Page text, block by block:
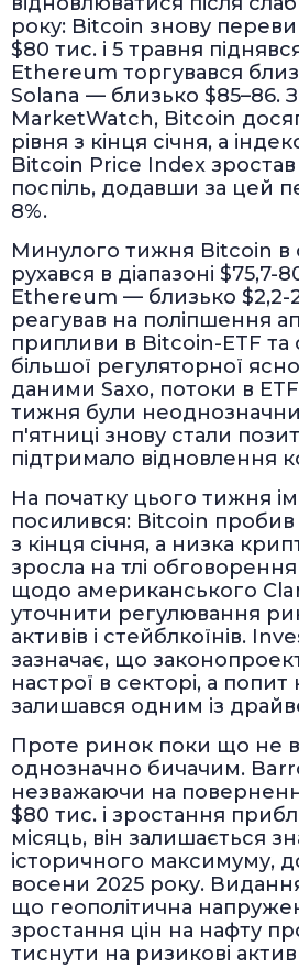
року: Bitcoin знову
$80 тис. і 5 травня
Ethereum торгувався
Solana — близько $85–86.
MarketWatch, Bitcoin
рівня з кінця січня, а
Bitcoin Price Index зростав
поспіль, додавши за цей
8%.
Минулого тижня Bitcoin в
рухався в діапазоні $75,7-
Ethereum — близько $2,2-
реагував на поліпшення
припливи в Bitcoin-ETF та
більшої регуляторної
даними Saxo, потоки в
тижня були
п'ятниці знову стали
підтримало відновлення
На початку цього тижня
посилився: Bitcoin
з кінця січня, а низка
зросла на тлі
щодо американського
уточнити регулювання
активів і стейблкоїнів.
зазначає, що
настрої в секторі, а
залишався одним із
Проте ринок поки що не
однозначно бичачим.
незважаючи на
$80 тис. і зростання
місяць, він залишається
історичного максимуму,
восени 2025 року.
що геополітична
зростання цін на нафту
тиснути на ризикові